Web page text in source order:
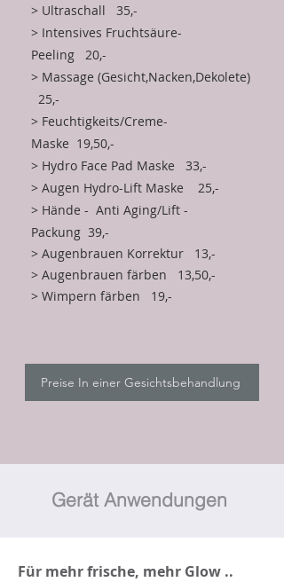
> Ultraschall 35,-
> Intensives Fruchtsäure-
Peeling 20,-
> Massage (Gesicht,Nacken,Dekolete)
25,-
> Feuchtigkeits/Creme-
Maske 19,50,-
> Hydro Face Pad Maske 33,-
> Augen Hydro-Lift Maske 25,-
> Hände - Anti Aging/Lift -
Packung 39,-
> Augenbrauen Korrektur 13,-
> Augenbrauen färben 13,50,-
> Wimpern färben 19,-
Preise In einer Gesichtsbehandlung
Gerät Anwendungen
Für mehr frische, mehr Glow ..